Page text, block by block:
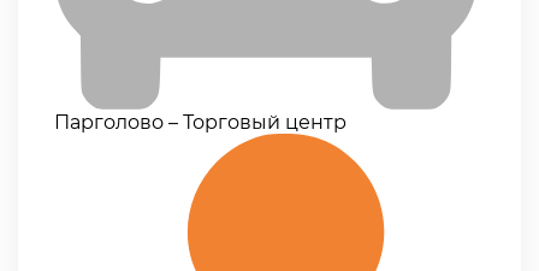
Парголово – Торговый центр